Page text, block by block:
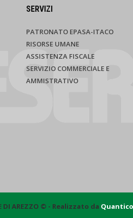
SERVIZI
PATRONATO EPASA-ITACO
RISORSE UMANE
ASSISTENZA FISCALE
SERVIZIO COMMERCIALE E
AMMISTRATIVO
DI AREZZO © - Realizzato da Quantico